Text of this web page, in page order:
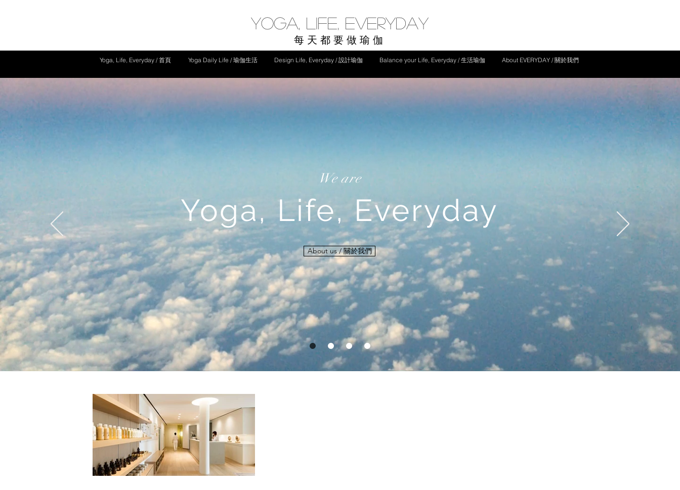
yoga, life, everyday
每天都要做瑜伽
Yoga, Life, Everyday / 首頁 Yoga Daily Life / 瑜伽生活 Design Life, Everyday / 設計瑜伽 Balance your Life, Everyday / 生活瑜伽 About EVERYDAY / 關於我們
We are
Yoga, Life, Everyday
About us / 關於我們